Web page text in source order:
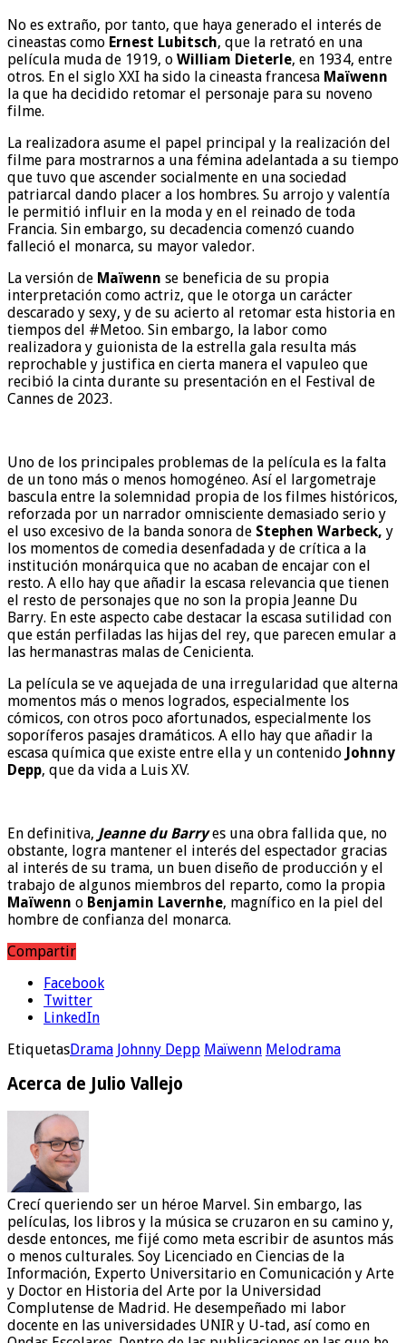
No es extraño, por tanto, que haya generado el interés de
cineastas como Ernest Lubitsch, que la retrató en una
película muda de 1919, o William Dieterle, en 1934, entre
otros. En el siglo XXI ha sido la cineasta francesa Maïwenn
la que ha decidido retomar el personaje para su noveno
filme.
La realizadora asume el papel principal y la realización del
filme para mostrarnos a una fémina adelantada a su tiempo
que tuvo que ascender socialmente en una sociedad
patriarcal dando placer a los hombres. Su arrojo y valentía
le permitió influir en la moda y en el reinado de toda
Francia. Sin embargo, su decadencia comenzó cuando
falleció el monarca, su mayor valedor.
La versión de Maïwenn se beneficia de su propia
interpretación como actriz, que le otorga un carácter
descarado y sexy, y de su acierto al retomar esta historia en
tiempos del #Metoo. Sin embargo, la labor como
realizadora y guionista de la estrella gala resulta más
reprochable y justifica en cierta manera el vapuleo que
recibió la cinta durante su presentación en el Festival de
Cannes de 2023.
Uno de los principales problemas de la película es la falta
de un tono más o menos homogéneo. Así el largometraje
bascula entre la solemnidad propia de los filmes históricos,
reforzada por un narrador omnisciente demasiado serio y
el uso excesivo de la banda sonora de Stephen Warbeck, y
los momentos de comedia desenfadada y de crítica a la
institución monárquica que no acaban de encajar con el
resto. A ello hay que añadir la escasa relevancia que tienen
el resto de personajes que no son la propia Jeanne Du
Barry. En este aspecto cabe destacar la escasa sutilidad con
que están perfiladas las hijas del rey, que parecen emular a
las hermanastras malas de Cenicienta.
La película se ve aquejada de una irregularidad que alterna
momentos más o menos logrados, especialmente los
cómicos, con otros poco afortunados, especialmente los
soporíferos pasajes dramáticos. A ello hay que añadir la
escasa química que existe entre ella y un contenido Johnny
Depp, que da vida a Luis XV.
En definitiva, Jeanne du Barryes una obra fallida que, no
obstante, logra mantener el interés del espectador gracias
al interés de su trama, un buen diseño de producción y el
trabajo de algunos miembros del reparto, como la propia
Maïwenn o Benjamin Lavernhe, magnífico en la piel del
hombre de confianza del monarca.
Compartir
Facebook
Twitter
LinkedIn
EtiquetasDrama Johnny Depp Maïwenn Melodrama
Acerca de Julio Vallejo
Crecí queriendo ser un héroe Marvel. Sin embargo, las
películas, los libros y la música se cruzaron en su camino y,
desde entonces, me fijé como meta escribir de asuntos más
o menos culturales. Soy Licenciado en Ciencias de la
Información, Experto Universitario en Comunicación y Arte
y Doctor en Historia del Arte por la Universidad
Complutense de Madrid. He desempeñado mi labor
docente en las universidades UNIR y U-tad, así como en